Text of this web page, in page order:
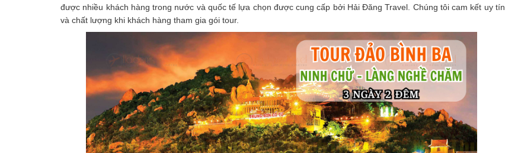
được nhiều khách hàng trong nước và quốc tế lựa chọn được cung cấp bởi Hải Đăng Travel. Chúng tôi cam kết uy tín
và chất lượng khi khách hàng tham gia gói tour.